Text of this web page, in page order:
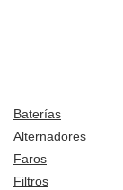
Baterías
Alternadores
Faros
Filtros